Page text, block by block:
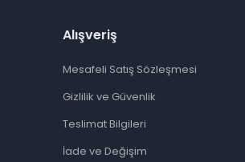
Alışveriş
Mesafeli Satış Sözleşmesi
Gizlilik ve Güvenlik
Teslimat Bilgileri
İade ve Değişim